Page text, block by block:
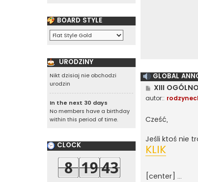
GLOBAL
P
o
s
XIII
autor::
Cześć,
Jeśli ktoś nie
KLIK
[center] ...
BOARD STYLE
URODZINY
Nikt dzisiaj nie obchodzi
urodzin
In the next 30 days
No members have a birthday
within this period of time.
CLOCK